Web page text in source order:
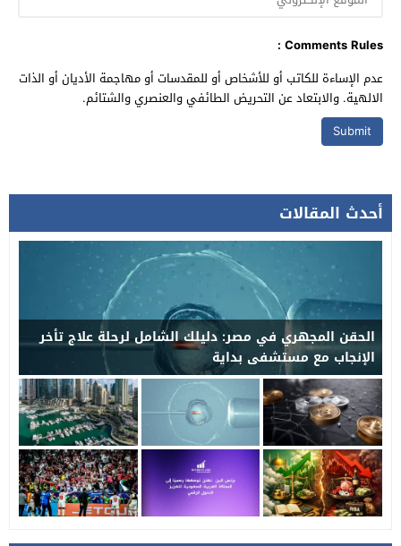
Comments Rules :
عدم الإساءة للكاتب أو للأشخاص أو للمقدسات أو مهاجمة الأديان أو الذات
الالهية. والابتعاد عن التحريض الطائفي والعنصري والشتائم.
أحدث المقالات
الحقن المجهري في مصر: دليلك الشامل لرحلة علاج تأخر
الإنجاب مع مستشفى بداية